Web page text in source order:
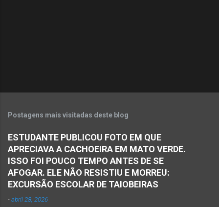
Postagens mais visitadas deste blog
ESTUDANTE PUBLICOU FOTO EM QUE
APRECIAVA A CACHOEIRA EM MATO VERDE.
ISSO FOI POUCO TEMPO ANTES DE SE
AFOGAR. ELE NÃO RESISTIU E MORREU:
EXCURSÃO ESCOLAR DE TAIOBEIRAS
-abril 28, 2026